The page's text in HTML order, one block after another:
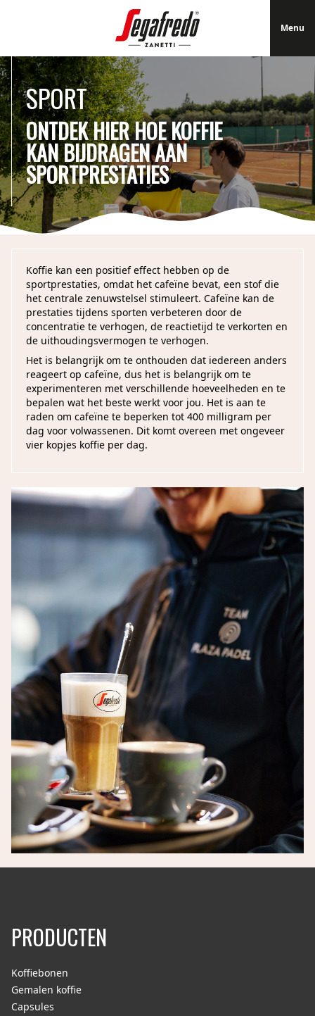
Menu
Menu
SPORT
ONTDEK HIER HOE KOFFIE
KAN BIJDRAGEN AAN
SPORTPRESTATIES
Koffie kan een positief effect hebben op de
sportprestaties, omdat het cafeïne bevat, een stof die
het centrale zenuwstelsel stimuleert. Cafeïne kan de
prestaties tijdens sporten verbeteren door de
concentratie te verhogen, de reactietijd te verkorten en
de uithoudingsvermogen te verhogen.
Het is belangrijk om te onthouden dat iedereen anders
reageert op cafeïne, dus het is belangrijk om te
experimenteren met verschillende hoeveelheden en te
bepalen wat het beste werkt voor jou. Het is aan te
raden om cafeïne te beperken tot 400 milligram per
dag voor volwassenen. Dit komt overeen met ongeveer
vier kopjes koffie per dag.
PRODUCTEN
Koffiebonen
Gemalen koffie
Capsules